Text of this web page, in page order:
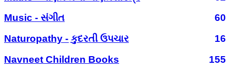
Music - સંગીત
60
Naturopathy - કુદરતી ઉપચાર
16
Navneet Children Books
155